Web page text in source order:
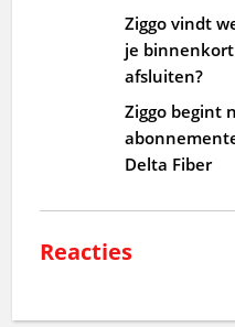
Ziggo vindt
je
afsluiten?
Ziggo begint
Delta Fiber
Reacties